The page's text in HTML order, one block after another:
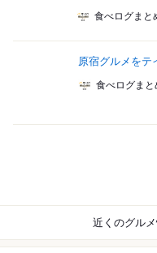
食べログまと
原宿グルメをテ
食べログまと
近くのグル